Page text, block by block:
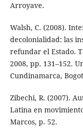
Arroyave.
Walsh, C. (2008).
decolonialidad: las
refundar el Estado.
2008, pp. 131–152.
Cundinamarca,
Zibechi, R. (2007).
Latina en
Marcos, p. 52.